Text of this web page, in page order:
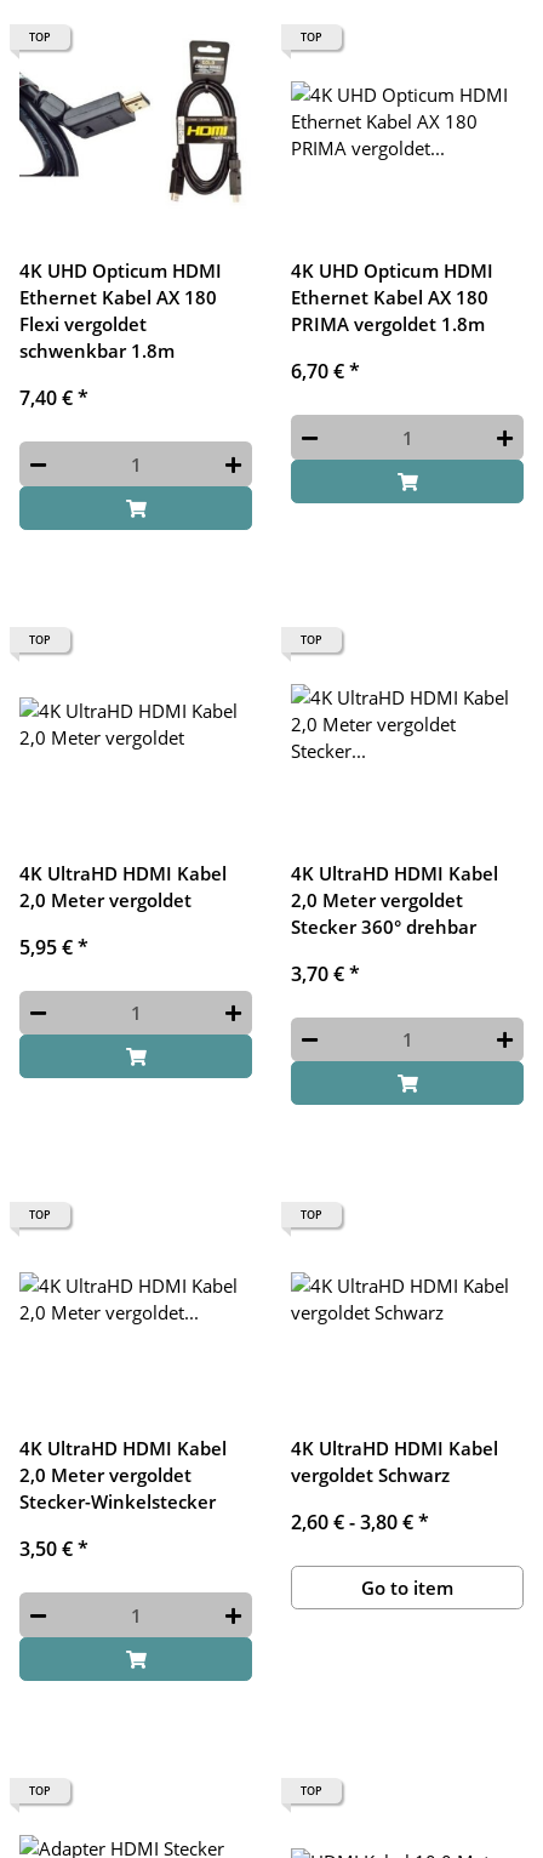
TOP
4K UHD Opticum HDMI
Ethernet Kabel AX 180
Flexi vergoldet
schwenkbar 1.8m
7,40 €*
TOP
4K UHD Opticum HDMI
Ethernet Kabel AX 180
PRIMA vergoldet 1.8m
6,70 €*
TOP
4K UltraHD HDMI Kabel
2,0 Meter vergoldet
5,95 €*
TOP
4K UltraHD HDMI Kabel
2,0 Meter vergoldet
Stecker 360° drehbar
3,70 €*
TOP
4K UltraHD HDMI Kabel
2,0 Meter vergoldet
Stecker-Winkelstecker
3,50 €*
TOP
4K UltraHD HDMI Kabel
vergoldet Schwarz
2,60 € -3,80 €*
Go to item
TOP TOP